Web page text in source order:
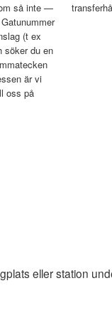
så inte —
(t ex
söker du en
är vi
oss på
eller station